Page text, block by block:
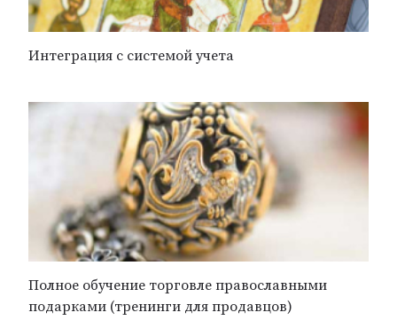
Интеграция с системой учета
Полное обучение торговле православными
подарками (тренинги для продавцов)